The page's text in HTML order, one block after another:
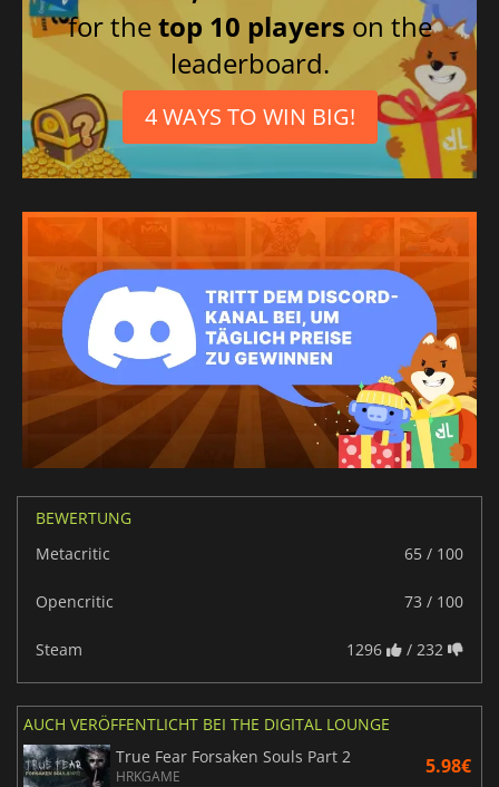
for thetop 10 players on the
leaderboard.
4 WAYS TO WIN BIG!
BEWERTUNG
Metacritic
65 / 100
Opencritic 73 / 100
Steam 1296 / 232
AUCH VERÖFFENTLICHT BEI THE DIGITAL LOUNGE
True Fear Forsaken Souls Part 2
HRKGAME 5.98€